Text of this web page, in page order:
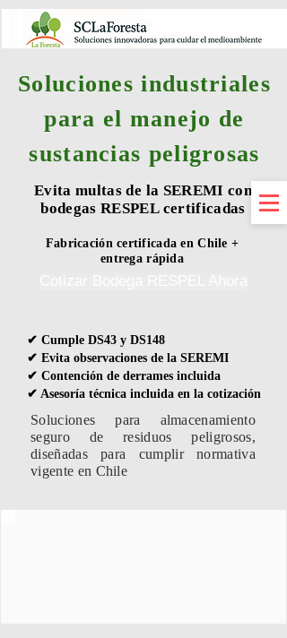
Soluciones industriales
para el manejo de
sustancias peligrosas
Evita multas de la SEREMI con
bodegas RESPEL certificadas
Fabricación certificada en Chile +
entrega rápida
✔ Cumple DS43 y DS148
✔ Evita observaciones de la SEREMI
✔ Contención de derrames incluida
✔ Asesoría técnica incluida en la cotización
Soluciones para almacenamiento
seguro de residuos peligrosos,
diseñadas para cumplir normativa
vigente en Chile